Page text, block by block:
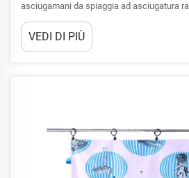
asciugamani da spiaggia ad asciugatura
massimizzare le loro prestazioni negli
L'equilibrio delicato tra densità del
VEDI DI PIÙ